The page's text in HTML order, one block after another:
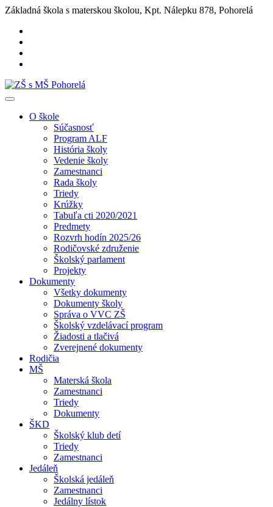
Základná škola s materskou školou, Kpt. Nálepku 878, Pohorelá
O škole
Súčasnosť
Program ALF
História školy
Vedenie školy
Zamestnanci
Rada školy
Triedy
Krúžky
Tabuľa cti 2020/2021
Predmety
Rozvrh hodín 2025/26
Rodičovské združenie
Školský parlament
Projekty
Dokumenty
Všetky dokumenty
Dokumenty školy
Správa o VVC ZŠ
Školský vzdelávací program
Žiadosti a tlačivá
Zverejnené dokumenty
Rodičia
MŠ
Materská škola
Zamestnanci
Triedy
Dokumenty
ŠKD
Školský klub detí
Triedy
Zamestnanci
Jedáleň
Školská jedáleň
Zamestnanci
Jedálny lístok